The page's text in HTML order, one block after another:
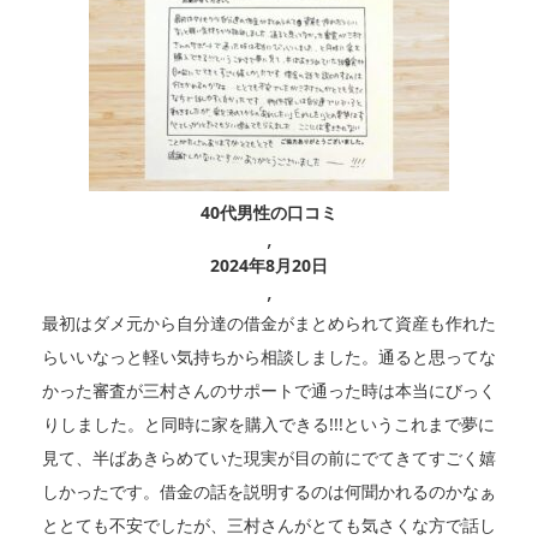
40代男性の口コミ
,
2024年8月20日
,
最初はダメ元から自分達の借金がまとめられて資産も作れた
らいいなっと軽い気持ちから相談しました。通ると思ってな
かった審査が三村さんのサポートで通った時は本当にびっく
りしました。と同時に家を購入できる!!!というこれまで夢に
見て、半ばあきらめていた現実が目の前にでてきてすごく嬉
しかったです。借金の話を説明するのは何聞かれるのかなぁ
ととても不安でしたが、三村さんがとても気さくな方で話し